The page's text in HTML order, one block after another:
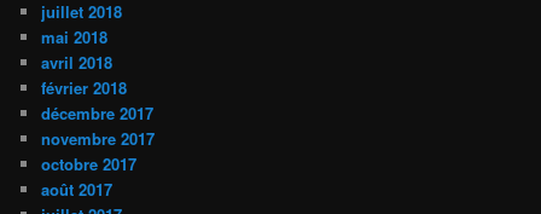
juillet 2018
mai 2018
avril 2018
février 2018
décembre 2017
novembre 2017
octobre 2017
août 2017